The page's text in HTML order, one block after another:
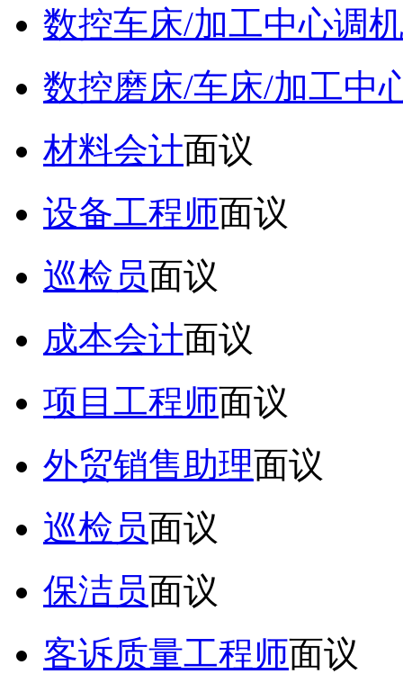
数控车床/加工中心调
数控磨床/车床/加工中
材料会计面议
设备工程师面议
巡检员面议
成本会计面议
项目工程师面议
外贸销售助理面议
巡检员面议
保洁员面议
客诉质量工程师面议